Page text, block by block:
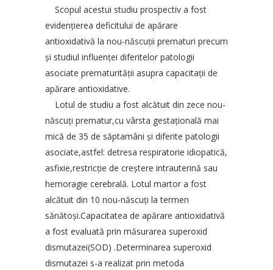
Scopul acestui studiu prospectiv a fost
evidenţierea deficitului de apărare
antioxidativă la nou-născuţii prematuri precum
şi studiul influenţei diferitelor patologii
asociate prematurităţii asupra capacitaţii de
apărare antioxidative.
Lotul de studiu a fost alcătuit din zece nou-
născuţi prematur,cu vârsta gestaţională mai
mică de 35 de săptamâni şi diferite patologii
asociate,astfel: detresa respiratorie idiopatică,
asfixie,restricţie de creştere intrauterină sau
hemoragie cerebrală. Lotul martor a fost
alcătuit din 10 nou-născuţi la termen
sănătoşi.Capacitatea de apărare antioxidativă
a fost evaluată prin măsurarea superoxid
dismutazei(SOD) .Determinarea superoxid
dismutazei s-a realizat prin metoda